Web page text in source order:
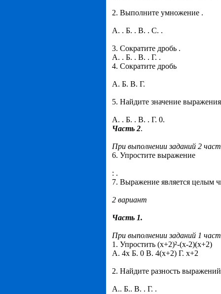
2. Выполните умножение .
А. . Б. . В. . С. .
3. Сократите дробь .
А. . Б. . В. . Г. .
4. Сократите дробь
А. Б. В. Г.
5. Найдите значение
А. . Б. . В. . Г. 0.
Часть 2.
При выполнении заданий 2
6. Упростите выражение
: .
7. Выражение является целым
2 вариант
Часть 1.
При выполнении заданий 1
1. Упростить (х+2)²-(х-2)(х+2)
А. 4х Б. 0 В. 4(х+2) Г. х+2
2. Найдите разность выражений
А.. Б.. В. . Г. .